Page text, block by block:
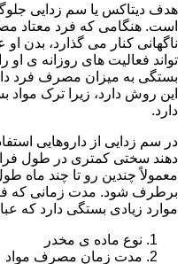
هدف دیتاکس یا سم زدایی
است. هنگامی که فرد معتاد
ناگهانی کنار می گذارد، بدن
تواند فعالیت های روزانه ی او
بستگی به میزان مصرف فرد
این روش دارد، زیرا ترک مواد
دارد.
در سم زدایی از داروهایی
دهند سختی کمتری در طول
معمولاً چندین رو تا چند ماه
برطرف شود. مدت زمانی که
موارد زیادی بستگی دارد که
نوع ماده ی مخدر
مدت زمان مصرف مواد